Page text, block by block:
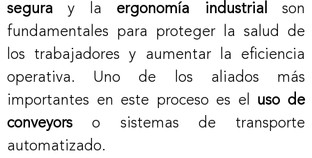
segura y la ergonomía industrial
son
fundamentales para proteger la salud de
los trabajadores y aumentar la eficiencia
operativa. Uno de los aliados más
importantes en este proceso es el uso de
conveyors o sistemas de transporte
automatizado.